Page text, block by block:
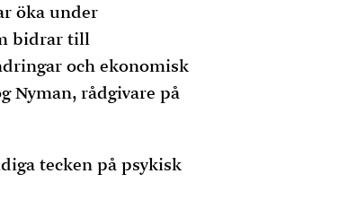
öka under
bidrar till
och ekonomisk
Nyman, rådgivare på
tecken på psykisk